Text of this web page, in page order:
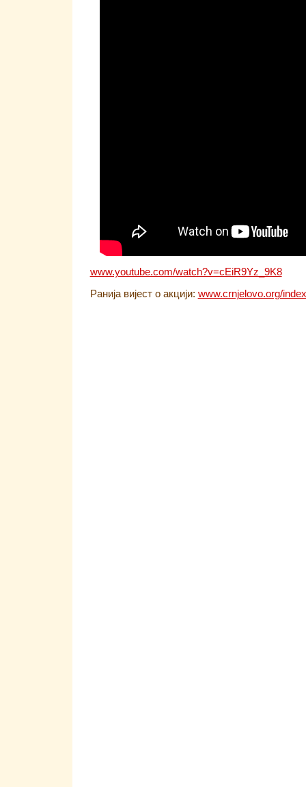
www.youtube.com/watch?v=cEiR9Yz_9K8
Ранија вијест о акцији: www.crnjelovo.org/